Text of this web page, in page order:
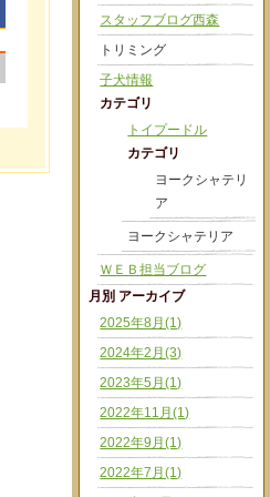
スタッフブログ西森
トリミング
子犬情報
カテゴリ
トイプードル
カテゴリ
ヨークシャテリ
ア
ヨークシャテリア
ＷＥＢ担当ブログ
月別 アーカイブ
2025年8月(1)
2024年2月(3)
2023年5月(1)
2022年11月(1)
2022年9月(1)
2022年7月(1)